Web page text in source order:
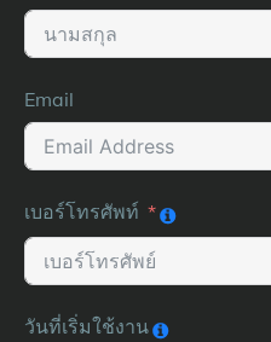
Email
เบอร์โทรศัพท์
วันที่เริ่มใช้งาน